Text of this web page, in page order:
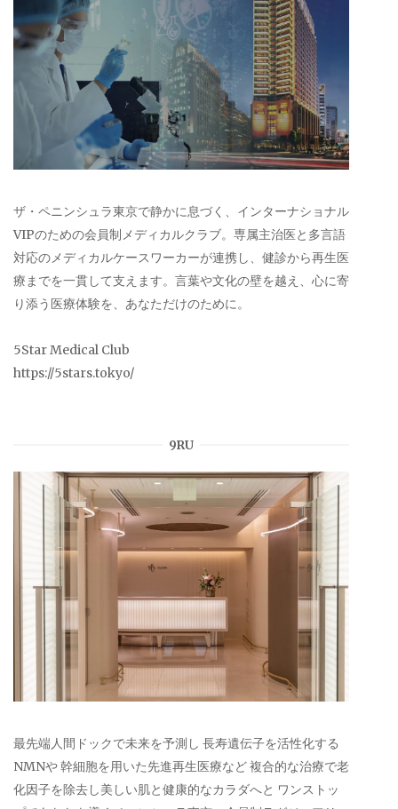
ザ・ペニンシュラ東京で静かに息づく、インターナショナル
VIPのための会員制メディカルクラブ。専属主治医と多言語
対応のメディカルケースワーカーが連携し、健診から再生医
療までを一貫して支えます。言葉や文化の壁を越え、心に寄
り添う医療体験を、あなただけのために。
5Star Medical Club
https://5stars.tokyo/
9RU
最先端人間ドックで未来を予測し 長寿遺伝子を活性化する
NMNや 幹細胞を用いた先進再生医療など 複合的な治療で老
化因子を除去し美しい肌と健康的なカラダへと ワンストッ